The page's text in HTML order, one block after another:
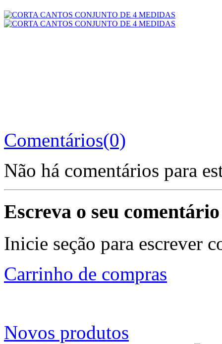
Comentários(0)
Não há comentários para
Escreva o seu comentário
Inicie seção para escrever
Carrinho de compras
Novos produtos